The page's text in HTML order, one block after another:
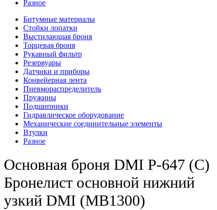
Разное
Битумные материалы
Стойки лопатки
Выстилающая броня
Торцевая броня
Рукавный фильтр
Резервуары
Датчики и приборы
Конвейерная лента
Пневмораспределитель
Пружины
Подшипники
Гидравлическое оборудование
Механические соединительные элементы
Втулки
Разное
Основная броня DMI Р-647 (C)
Бронелист основной нижний
узкий DMI (MB1300)